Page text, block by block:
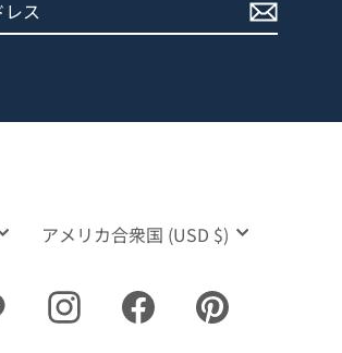
通
アメリカ合衆国 (USD $)
Instagram Facebook